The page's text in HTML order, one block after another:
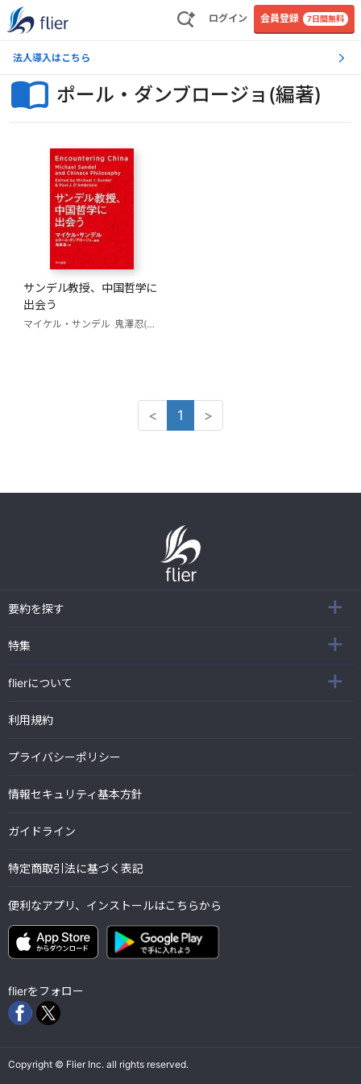
ログイン 会員登録 7日間無料
法人導入はこちら
ポール・ダンブロージョ(編著)
サンデル教授、中国哲学に
出会う
マイケル・サンデル 鬼澤忍(訳)
< 1 >
要約を探す
特集
flierについて
利用規約
プライバシーポリシー
情報セキュリティ基本方針
ガイドライン
特定商取引法に基づく表記
便利なアプリ、インストールはこちらから
flierをフォロー
Copyright © Flier Inc. all rights reserved.